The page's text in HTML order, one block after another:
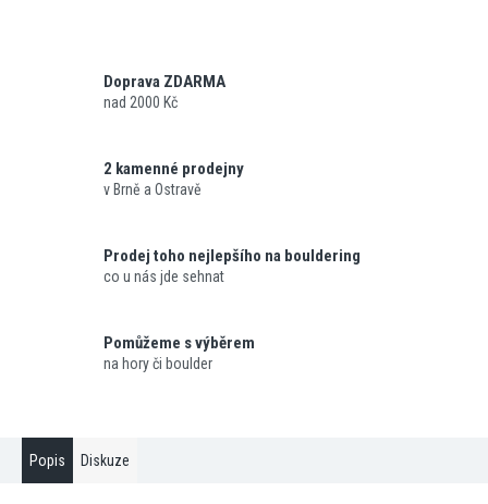
Doprava ZDARMA
nad 2000 Kč
2 kamenné prodejny
v Brně a Ostravě
Prodej toho nejlepšího na bouldering
co u nás jde sehnat
Pomůžeme s výběrem
na hory či boulder
Popis Diskuze